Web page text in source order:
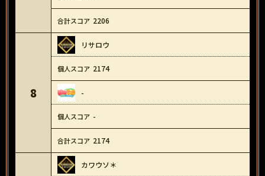
2206
8
リサロウ
2174
-
-
2174
カワウソ＊